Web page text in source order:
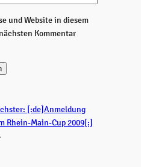
und Website in diesem
Kommentar
[:de]Anmeldung
Rhein-Main-Cup 2009[:]